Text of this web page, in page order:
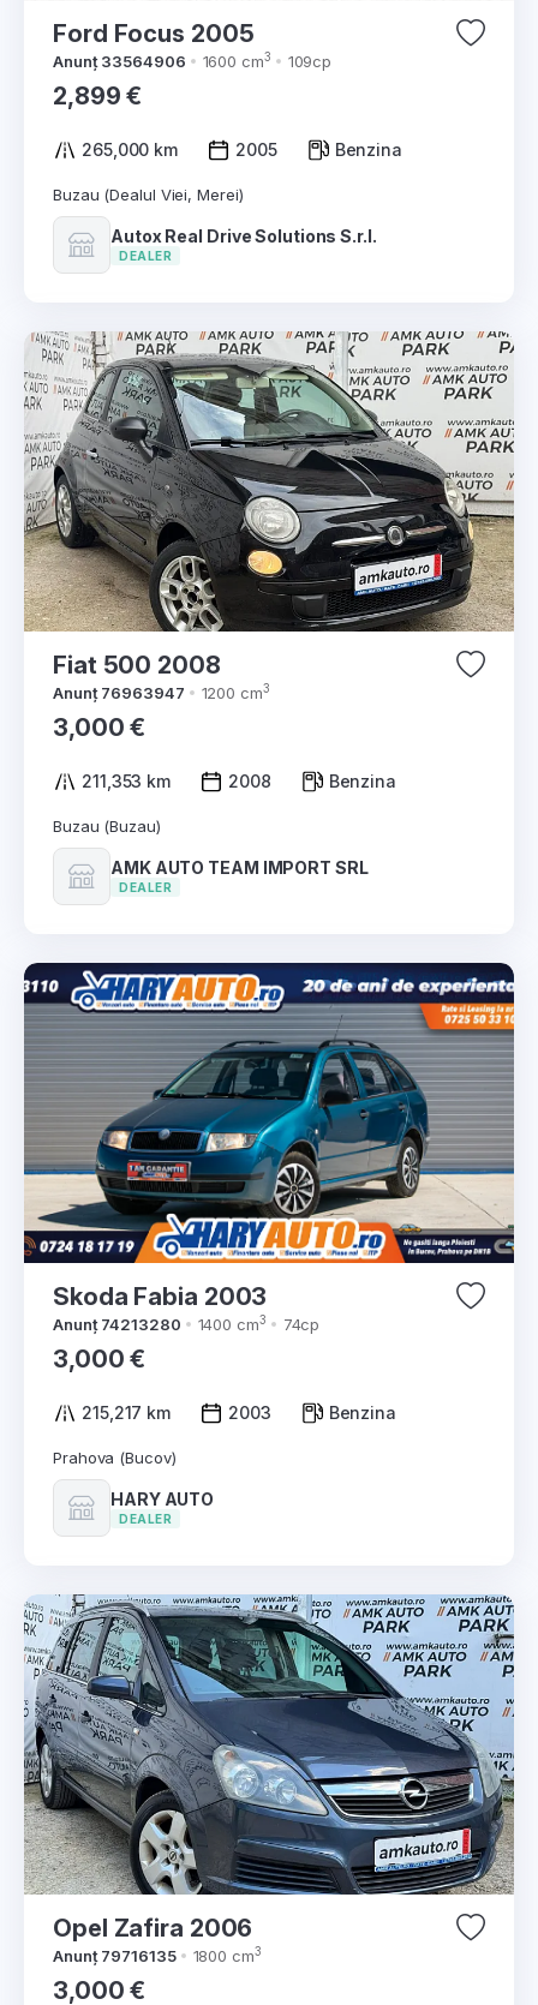
Ford Focus 2005
Anunț 33564906 1600 cm3 109cp
2,899 €
265,000 km 2005 Benzina
Buzau (Dealul Viei, Merei)
Autox Real Drive Solutions S.r.l.
DEALER
Fiat 500 2008
Anunț 76963947 1200 cm3
3,000 €
211,353 km 2008 Benzina
Buzau (Buzau)
AMK AUTO TEAM IMPORT SRL
DEALER
Skoda Fabia 2003
Anunț 74213280 1400 cm3 74cp
3,000 €
215,217 km 2003 Benzina
Prahova (Bucov)
HARY AUTO
DEALER
Opel Zafira 2006
Anunț 79716135 1800 cm3
3,000 €